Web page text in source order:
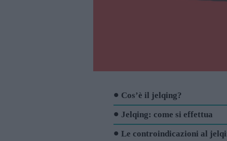
Cos’è il jelqing?
Jelqing: come si effettua
Le controindicazioni al